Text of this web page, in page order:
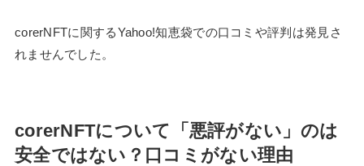
corerNFTに関するYahoo!知恵袋での口コミや評判は発見さ
れませんでした。
corerNFTについて「悪評がない」のは
安全ではない？口コミがない理由